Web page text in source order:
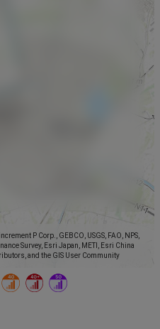
P Corp., GEBCO, USGS, FAO, NPS,
Survey, Esri Japan, METI, Esri China
and the GIS User Community